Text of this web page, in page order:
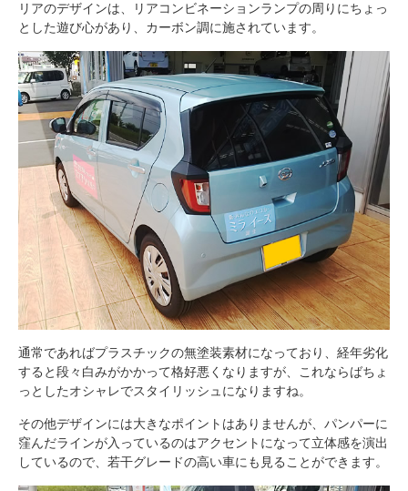
リアのデザインは、リアコンビネーションランプの周りにちょっ
とした遊び心があり、カーボン調に施されています。
通常であればプラスチックの無塗装素材になっており、経年劣化
すると段々白みがかかって格好悪くなりますが、これならばちょ
っとしたオシャレでスタイリッシュになりますね。
その他デザインには大きなポイントはありませんが、パンパーに
窪んだラインが入っているのはアクセントになって立体感を演出
しているので、若干グレードの高い車にも見ることができます。